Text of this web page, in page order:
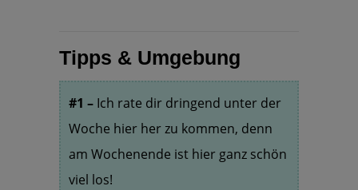
Tipps & Umgebung
#1 – Ich rate dir dringend unter der
Woche hier her zu kommen, denn
am Wochenende ist hier ganz schön
viel los!